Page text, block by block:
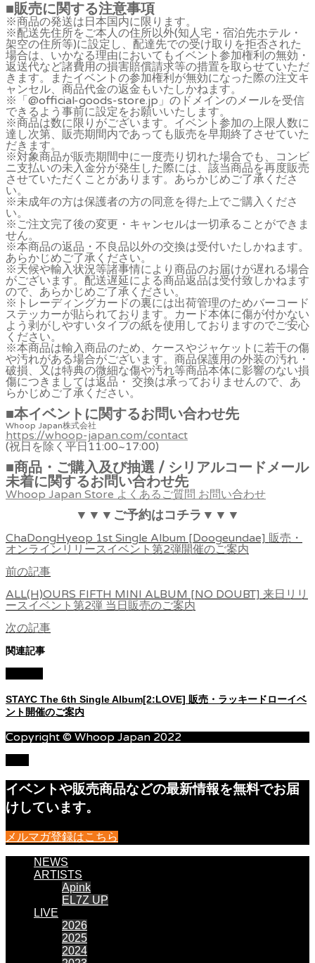
■販売に関する注意事項
※商品の発送は日本国内に限ります。
※配送先住所をご本人の住所以外(知人宅・宿泊先ホテル・
架空の住所等)に設定し、配達先での受け取りを拒否された
場合は、いかなる理由においてもイベント参加権利の無効・
返送代など諸費用の損害賠償請求等の措置を取らせていただ
きます。またイベントの参加権利が無効になった際の注文キ
ャンセル、商品代金の返金もいたしかねます。
※「@official-goods-store.jp」のドメインのメールを受信
できるよう事前に設定をお願いいたします。
※商品は数に限りがございます。イベント参加の上限人数に
達し次第、販売期間内であっても販売を早期終了させていた
だきます。
※対象商品が販売期間中に一度売り切れた場合でも、コンビ
ニ支払いの未入金分が発生した際には、該当商品を再度販売
させていただくことがあります。あらかじめご了承くださ
い。
※未成年の方は保護者の方の同意を得た上でご購入くださ
い。
※ご注文完了後の変更・キャンセルは一切承ることができま
せん。
※本商品の返品・不良品以外の交換は受付いたしかねます。
あらかじめご了承ください。
※天候や輸入状況等諸事情により商品のお届けが遅れる場合
がございます。配送遅延による商品返品は受付致しかねます
ので、あらかじめご了承ください。
※トレーディングカードの裏には出荷管理のためバーコード
ステッカーが貼られております。カード本体に傷が付かない
よう剥がしやすいタイプの紙を使用しておりますのでご安心
ください。
※本商品は輸入商品のため、ケースやジャケットに若干の傷
や汚れがある場合がございます。商品保護用の外装の汚れ・
破損、又は特典の微細な傷や汚れ等商品本体に影響のない損
傷につきましては返品・ 交換は承っておりませんので、あ
らかじめご了承ください。
■本イベントに関するお問い合わせ先
Whoop Japan株式会社
https://whoop-japan.com/contact
(祝日を除く平日11:00~17:00)
■商品・ご購入及び抽選 / シリアルコードメール
未着に関するお問い合わせ先
Whoop Japan Store よくあるご質問 お問い合わせ
▼▼▼ご予約はコチラ▼▼▼
ChaDongHyeop 1st Single Album [Doogeundae] 販売・
オンラインリリースイベント第2弾開催のご案内
前の記事
ALL(H)OURS FIFTH MINI ALBUM [NO DOUBT] 来日リリ
ースイベント第2弾 当日販売のご案内
次の記事
関連記事
STAYC The 6th Single Album[2:LOVE] 販売・ラッキードローイベ
ント開催のご案内
Copyright © Whoop Japan 2022
イベントや販売商品などの最新情報を無料でお届
けしています。
メルマガ登録はこちら
NEWS
ARTISTS
Apink
EL7Z UP
LIVE
2026
2025
2024